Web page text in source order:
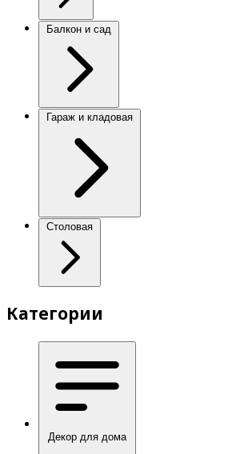
Балкон и сад
Гараж и кладовая
Столовая
Категории
Декор для дома